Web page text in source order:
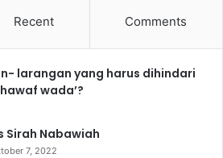
u
e
a
r
g
a
o
s
Recent Comments
larangan yang harus dihindari
wada’?
Sirah Nabawiah
7, 2022